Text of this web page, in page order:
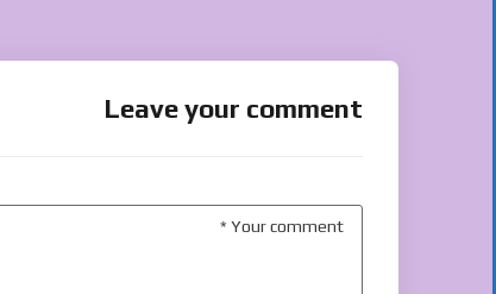
Leave your comment